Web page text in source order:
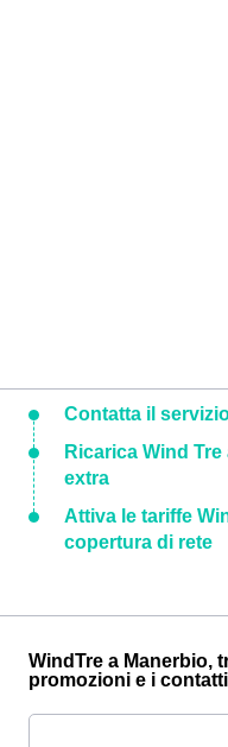
Contatta il
Ricarica Wind
extra
Attiva le tariffe
copertura di rete
WindTre a Manerbio,
promozioni e i